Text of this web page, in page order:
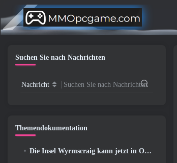
Suchen Sie nach Nachrichten
Nachricht Suchen Sie nach Nachrichten
Themendokumentation
Die Insel Wyrmscraig kann jetzt in Old School RuneScape erkundet werden